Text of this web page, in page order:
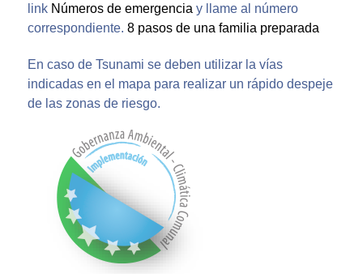
link Números de emergencia y llame al número
correspondiente. 8 pasos de una familia preparada
En caso de Tsunami se deben utilizar la vías
indicadas en el mapa para realizar un rápido despeje
de las zonas de riesgo.